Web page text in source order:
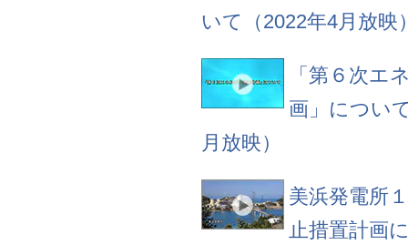
いて（2022年4月放映
「第６次エ
画」につい
月放映）
美浜発電所
止措置計画